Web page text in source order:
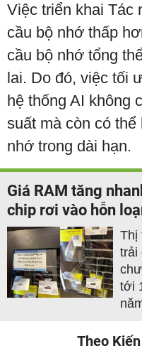
Việc triển khai Tác
cầu bộ nhớ thấp
cầu bộ nhớ tổng
lai. Do đó, việc tối
hệ thống AI không
suất mà còn có
nhớ trong dài hạn.
Giá RAM tăng
chip rơi vào hỗn
Thị
trải
tới
Theo